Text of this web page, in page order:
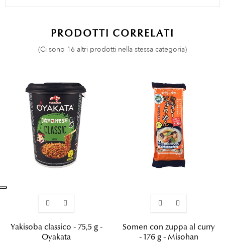
PRODOTTI CORRELATI
(Ci sono 16 altri prodotti nella stessa categoria)
Yakisoba classico - 75,5 g -
Oyakata
Somen con zuppa al curry
- 176 g - Misohan